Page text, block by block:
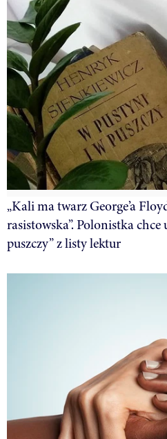
„Kali ma twarz George’a
rasistowska”. Polonistka
puszczy” z listy lektur